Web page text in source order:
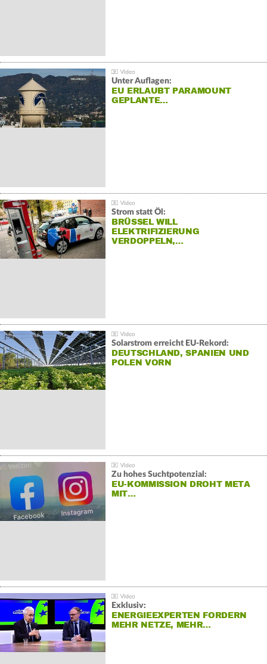
Unter Auflagen:
EU ERLAUBT PARAMOUNT
GEPLANTE…
Strom statt Öl:
BRÜSSEL WILL
ELEKTRIFIZIERUNG
VERDOPPELN,…
Solarstrom erreicht EU-Rekord:
DEUTSCHLAND, SPANIEN UND
POLEN VORN
Zu hohes Suchtpotenzial:
EU-KOMMISSION DROHT META
MIT…
Exklusiv:
ENERGIEEXPERTEN FORDERN
MEHR NETZE, MEHR…